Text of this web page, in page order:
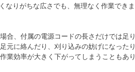
りがちな広さでも、無理なく作業できま
合、付属の電源コードの長さだけでは足
元に絡んだり、刈り込みの妨げになった
効率が大きく下がってしまうこともあり